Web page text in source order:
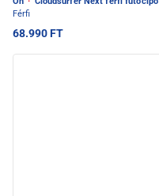
Férfi
68.990 FT